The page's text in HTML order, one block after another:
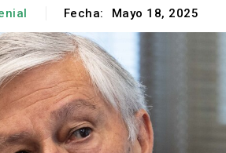
Fecha: Mayo 18, 2025